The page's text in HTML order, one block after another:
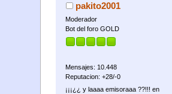
pakito2001
Moderador
Bot del foro GOLD
Mensajes: 10.448
Reputacion: +28/-0
¡¡¡¿¿ y laaaa emisoraaa ??!!! en